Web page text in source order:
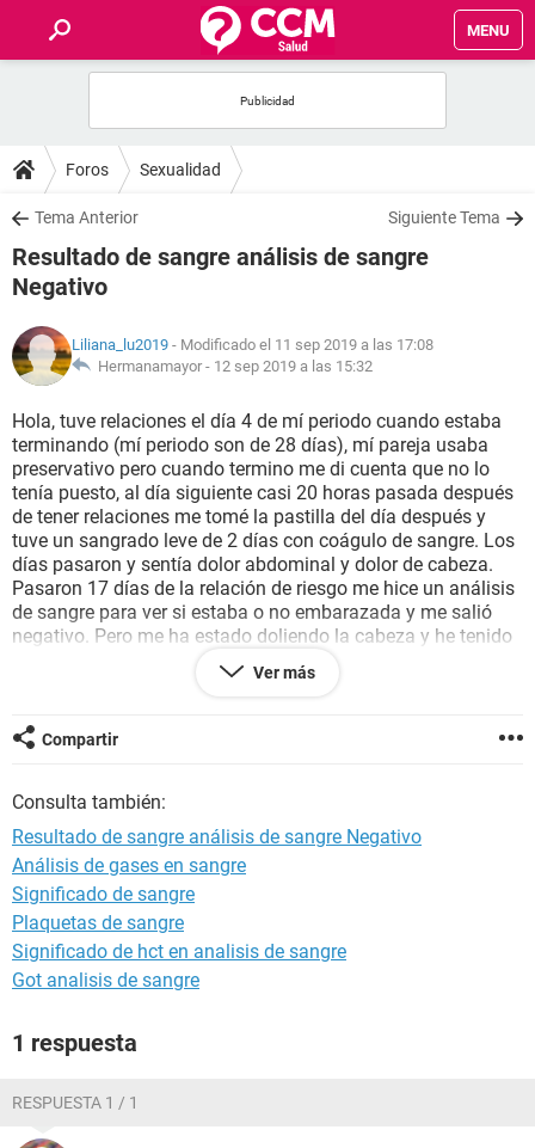
MENU
FOROS
SALUD
FAMILIA
NUTRICIÓN
SEXUALIDAD
GLOSARIO
Foros Sexualidad
Tema Anterior Siguiente Tema
Resultado de sangre análisis de sangre
Negativo
Liliana_lu2019 - Modificado el 11 sep 2019 a las 17:08
Hermanamayor - 12 sep 2019 a las 15:32
Hola, tuve relaciones el día 4 de mí periodo cuando estaba
terminando (mí periodo son de 28 días), mí pareja usaba
preservativo pero cuando termino me di cuenta que no lo
tenía puesto, al día siguiente casi 20 horas pasada después
de tener relaciones me tomé la pastilla del día después y
tuve un sangrado leve de 2 días con coágulo de sangre. Los
días pasaron y sentía dolor abdominal y dolor de cabeza.
Pasaron 17 días de la relación de riesgo me hice un análisis
de sangre para ver si estaba o no embarazada y me salió
negativo. Pero me ha estado doliendo la cabeza y he tenido
mareo casi todo el día de ayer y he sentido un poco de
mareo no como ayer pero todavía tengo dolor de cabeza.
embarazo aún que me dio resultado negativo? O son efectos
de la pastilla? O son señales de que me está por venir??
Ver más
Compartir
Consulta también:
Resultado de sangre análisis de sangre Negativo
Análisis de gases en sangre
Significado de sangre
Plaquetas de sangre
Significado de hct en analisis de sangre
Got analisis de sangre
1 respuesta
RESPUESTA 1 / 1